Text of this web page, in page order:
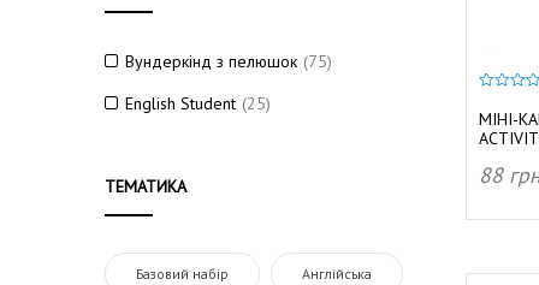
з
5
МІНІ-
88
Вундеркінд з пелюшок (75)
English Student (25)
ТЕМАТИКА
Базовий набір Англійська